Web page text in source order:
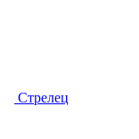
Стрелец